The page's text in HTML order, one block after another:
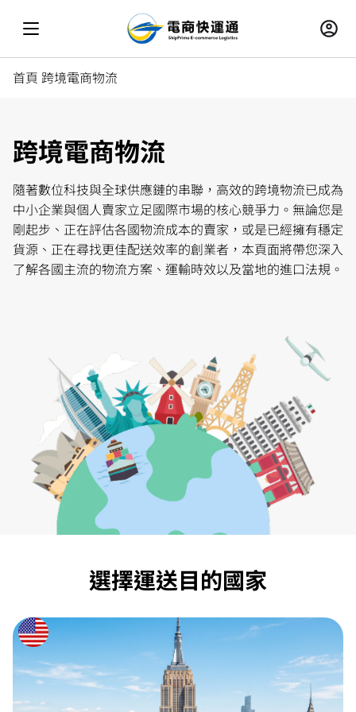
首頁 跨境電商物流
跨境電商物流
隨著數位科技與全球供應鏈的串聯，高效的跨境物流已成為
中小企業與個人賣家立足國際市場的核心競爭力。無論您是
剛起步、正在評估各國物流成本的賣家，或是已經擁有穩定
貨源、正在尋找更佳配送效率的創業者，本頁面將帶您深入
了解各國主流的物流方案、運輸時效以及當地的進口法規。
選擇運送目的國家